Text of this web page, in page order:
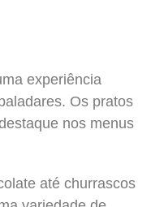
experiência
Os pratos
nos menus
até churrascos